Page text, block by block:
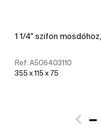
1 1/4" szifon
Ref: A506403110
355 x 115 x 75